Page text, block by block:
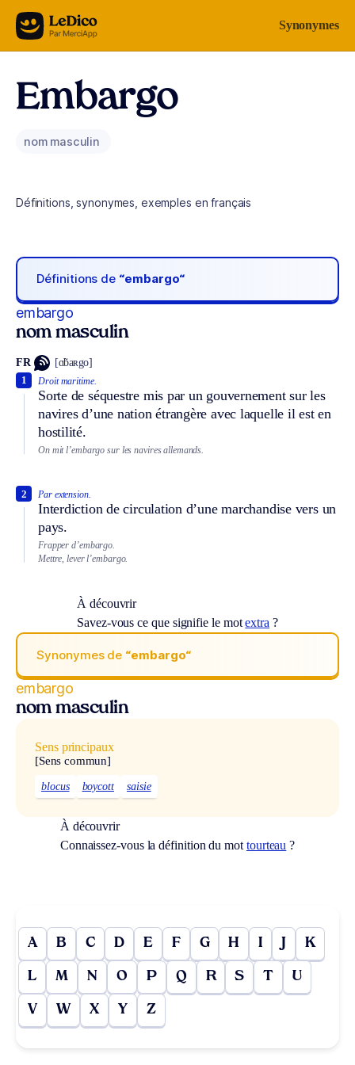
Aller au contenu Synonymes
Embargo
nom masculin
Définitions, synonymes, exemples en français
Définitions de “embargo“
embargo
nom masculin
FR [ɑ̃baʀgo]
Droit maritime.
Sorte de séquestre mis par un gouvernement sur les
navires d’une nation étrangère avec laquelle il est en
hostilité.
1
On mit l’embargo sur les navires allemands.
Par extension.
Interdiction de circulation d’une marchandise vers un
pays.
2
Frapper d’embargo.
Mettre, lever l’embargo.
À découvrir
Savez-vous ce que signifie le motextra ?
Synonymes de “embargo“
embargo
nom masculin
Sens principaux
[Sens commun]
blocus boycott saisie
À découvrir
Connaissez-vous la définition du mot tourteau ?
A B C D E F G H I J K
L M N O P Q R S T U
V W X Y Z